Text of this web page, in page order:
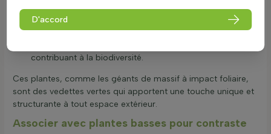
une touche tropicale.
Ombre : Les grandes plantes à feuillage sont parfaites
pour créer de l'ombre dans le jardin.
contribuant à la biodiversité.
Ces plantes, comme les géants de massif à impact foliaire,
sont des vedettes vertes qui apportent une touche unique et
structurante à tout espace extérieur.
Associer avec plantes basses pour contraste
D'accord